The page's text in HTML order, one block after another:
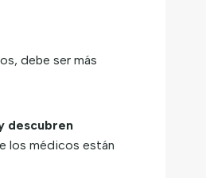
debe ser más
descubren
los médicos están